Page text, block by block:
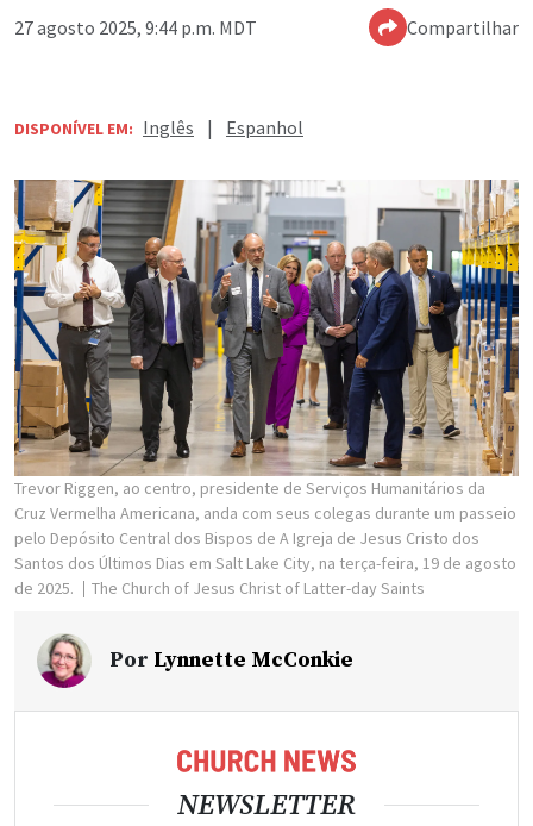
27 agosto 2025, 9:44 p.m. MDT Compartilhar
DISPONÍVEL EM: Inglês | Espanhol
Trevor Riggen, ao centro, presidente de Serviços Humanitários da
Cruz Vermelha Americana, anda com seus colegas durante um passeio
pelo Depósito Central dos Bispos de A Igreja de Jesus Cristo dos
Santos dos Últimos Dias em Salt Lake City, na terça-feira, 19 de agosto
de 2025.
The Church of Jesus Christ of Latter-day Saints
Por Lynnette McConkie
NEWSLETTER